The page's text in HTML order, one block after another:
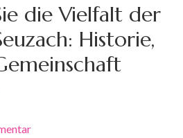
die Vielfalt der
Historie,